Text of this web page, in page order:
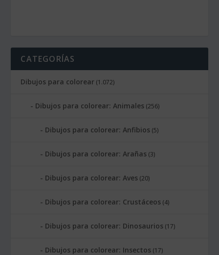
CATEGORÍAS
Dibujos para colorear (1.072)
Dibujos para colorear: Animales (256)
Dibujos para colorear: Anfibios (5)
Dibujos para colorear: Arañas (3)
Dibujos para colorear: Aves (20)
Dibujos para colorear: Crustáceos (4)
Dibujos para colorear: Dinosaurios (17)
Dibujos para colorear: Insectos (17)